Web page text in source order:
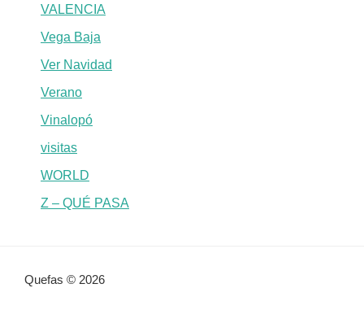
VALENCIA
Vega Baja
Ver Navidad
Verano
Vinalopó
visitas
WORLD
Z – QUÉ PASA
Quefas © 2026